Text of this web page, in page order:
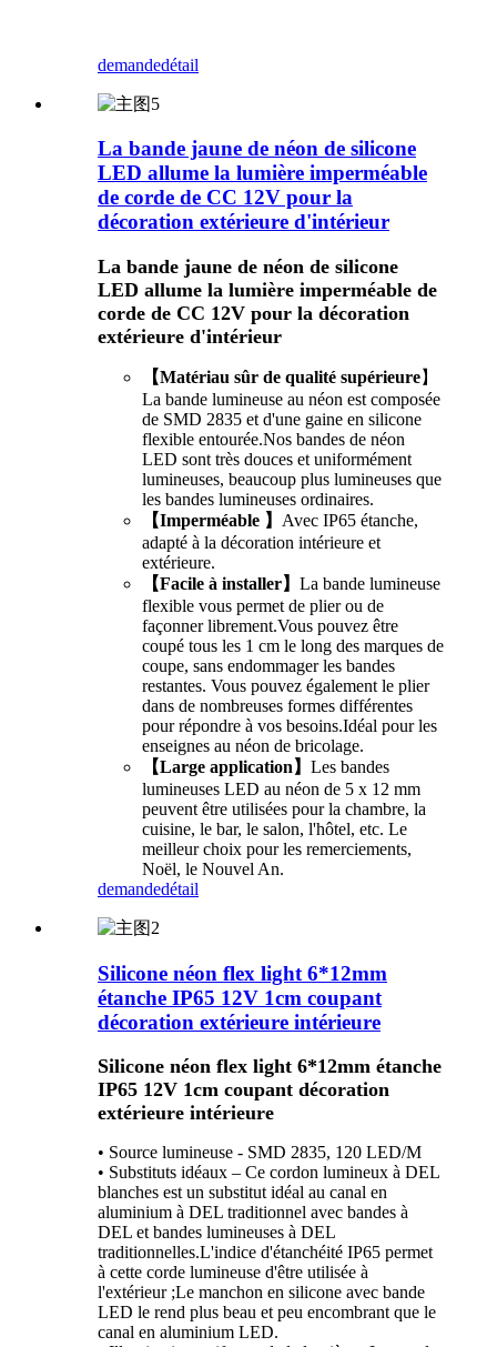
demandedétail
La bande jaune de néon de silicone
LED allume la lumière imperméable
de corde de CC 12V pour la
décoration extérieure d'intérieur
La bande jaune de néon de silicone
LED allume la lumière imperméable de
corde de CC 12V pour la décoration
extérieure d'intérieur
【Matériau sûr de qualité supérieure】
La bande lumineuse au néon est composée
de SMD 2835 et d'une gaine en silicone
flexible entourée.Nos bandes de néon
LED sont très douces et uniformément
lumineuses, beaucoup plus lumineuses que
les bandes lumineuses ordinaires.
【Imperméable 】 Avec IP65 étanche,
adapté à la décoration intérieure et
extérieure.
【Facile à installer】 La bande lumineuse
flexible vous permet de plier ou de
façonner librement.Vous pouvez être
coupé tous les 1 cm le long des marques de
coupe, sans endommager les bandes
restantes. Vous pouvez également le plier
dans de nombreuses formes différentes
pour répondre à vos besoins.Idéal pour les
enseignes au néon de bricolage.
【Large application】 Les bandes
lumineuses LED au néon de 5 x 12 mm
peuvent être utilisées pour la chambre, la
cuisine, le bar, le salon, l'hôtel, etc. Le
meilleur choix pour les remerciements,
Noël, le Nouvel An.
demandedétail
Silicone néon flex light 6*12mm
étanche IP65 12V 1cm coupant
décoration extérieure intérieure
Silicone néon flex light 6*12mm étanche
IP65 12V 1cm coupant décoration
extérieure intérieure
• Source lumineuse - SMD 2835, 120 LED/M
• Substituts idéaux – Ce cordon lumineux à DEL
blanches est un substitut idéal au canal en
aluminium à DEL traditionnel avec bandes à
DEL et bandes lumineuses à DEL
traditionnelles.L'indice d'étanchéité IP65 permet
à cette corde lumineuse d'être utilisée à
l'extérieur ;Le manchon en silicone avec bande
LED le rend plus beau et peu encombrant que le
canal en aluminium LED.